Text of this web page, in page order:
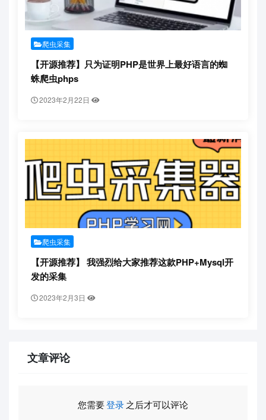
爬虫采集
【开源推荐】只为证明PHP是世界上最好语言的蜘
蛛爬虫phps
2023年2月22日
爬虫采集
【开源推荐】 我强烈给大家推荐这款PHP+Mysql开
发的采集
2023年2月3日
文章评论
您需要登录之后才可以评论